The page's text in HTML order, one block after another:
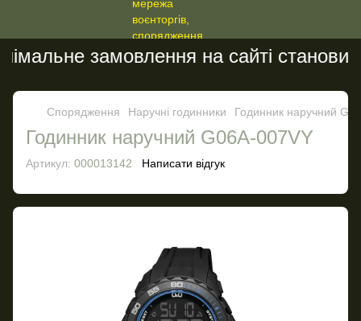
замовлення на сайті становить
Спорядження Наручні годинники Годинник наручний
Годинник наручний G06A-007VY
Артикул: 000013142 Написати відгук